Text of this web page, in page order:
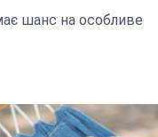
шанс на особливе